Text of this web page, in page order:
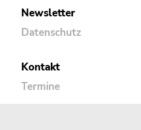
Newsletter
Datenschutz
Kontakt
Termine